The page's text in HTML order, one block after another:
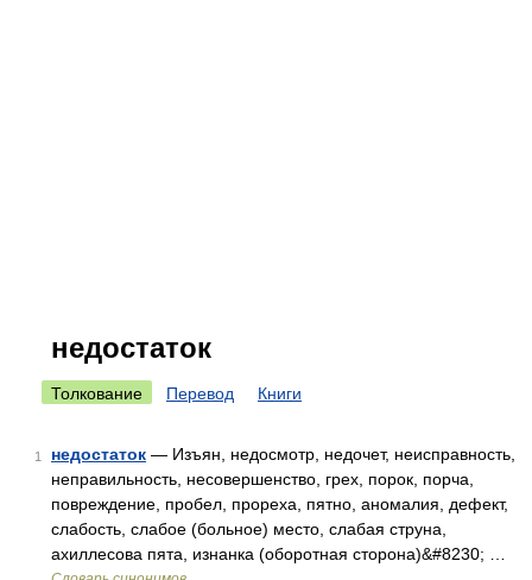
недостаток
Толкование Перевод Книги
1 недостаток — Изъян, недосмотр, недочет, неисправность,
неправильность, несовершенство, грех, порок, порча,
повреждение, пробел, прореха, пятно, аномалия, дефект,
слабость, слабое (больное) место, слабая струна,
ахиллесова пята, изнанка (оборотная сторона)&#8230; …